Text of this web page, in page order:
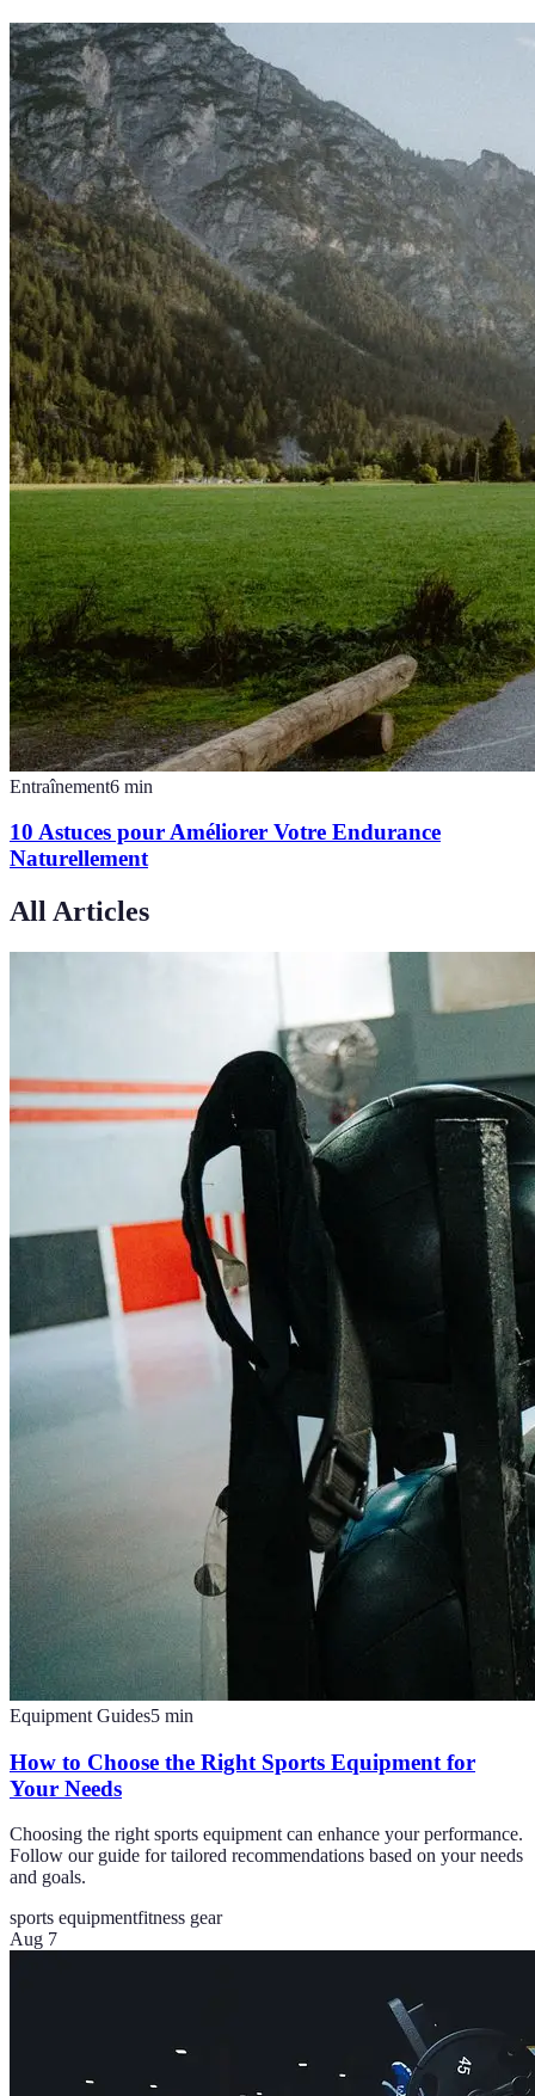
Entraînement6 min
10 Astuces pour Améliorer Votre Endurance
Naturellement
All Articles
Equipment Guides5 min
How to Choose the Right Sports Equipment for
Your Needs
Choosing the right sports equipment can enhance your performance.
Follow our guide for tailored recommendations based on your needs
and goals.
sports equipmentfitness gear
Aug 7